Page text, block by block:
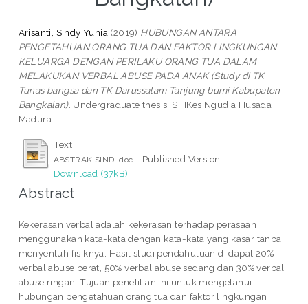
Arisanti, Sindy Yunia (2019) HUBUNGAN ANTARA
PENGETAHUAN ORANG TUA DAN FAKTOR LINGKUNGAN
KELUARGA DENGAN PERILAKU ORANG TUA DALAM
MELAKUKAN VERBAL ABUSE PADA ANAK (Study di TK
Tunas bangsa dan TK Darussalam Tanjung bumi Kabupaten
Bangkalan). Undergraduate thesis, STIKes Ngudia Husada
Madura.
Text
ABSTRAK SINDI.doc - Published Version
Download (37kB)
Abstract
Kekerasan verbal adalah kekerasan terhadap perasaan
menggunakan kata-kata dengan kata-kata yang kasar tanpa
menyentuh fisiknya. Hasil studi pendahuluan di dapat 20%
verbal abuse berat, 50% verbal abuse sedang dan 30% verbal
abuse ringan. Tujuan penelitian ini untuk mengetahui
hubungan pengetahuan orang tua dan faktor lingkungan